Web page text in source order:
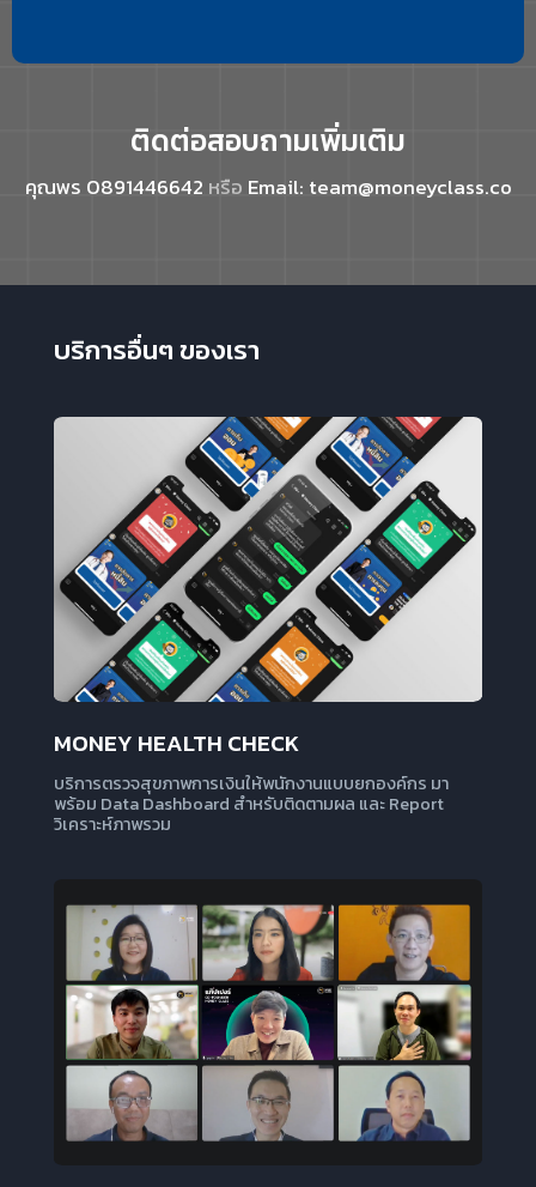
ติดต่อสอบถามเพิ่มเติม
คุณพร 0891446642 หรือ Email: team@moneyclass.co
บริการอื่นๆ ของเรา
ดูเพิ่มเติม
MONEY HEALTH CHECK
บริการตรวจสุขภาพการเงินให้พนักงานแบบยกองค์กร มา
พร้อม Data Dashboard สำหรับติดตามผล และ Report
วิเคราะห์ภาพรวม
ดูเพิ่มเติม